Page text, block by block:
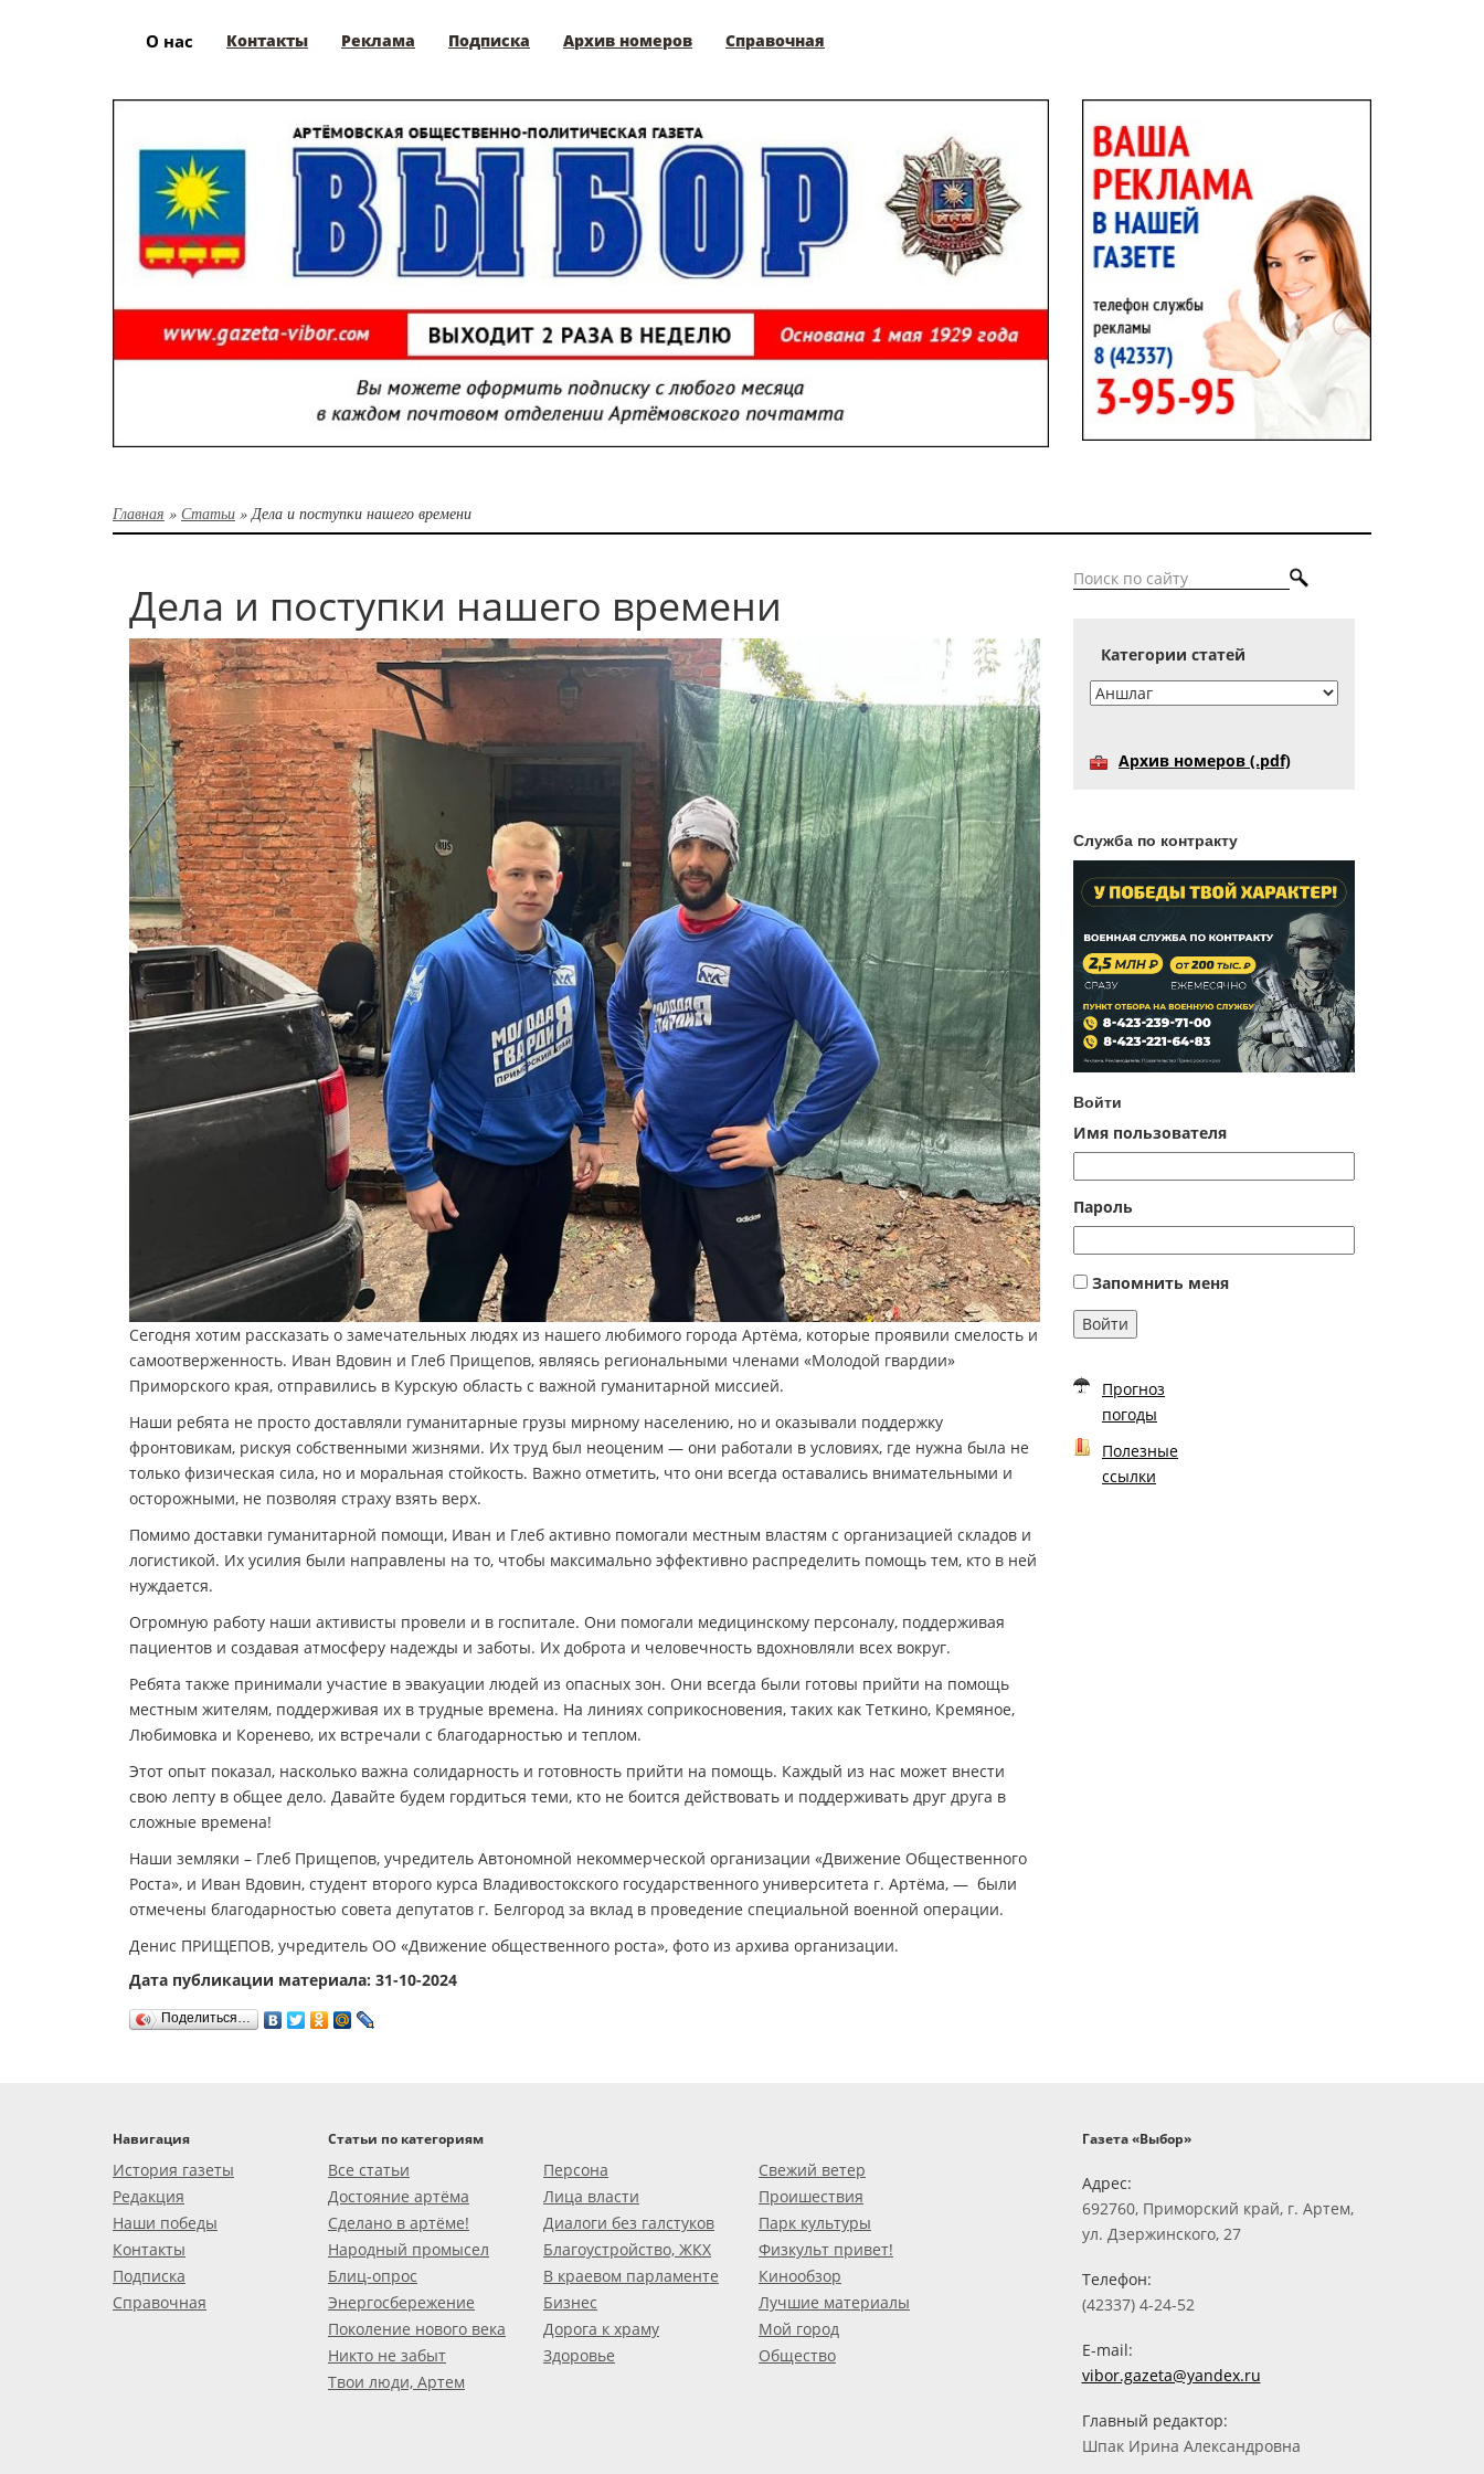
О нас Контакты Реклама Подписка Архив номеров Справочная
Главная » Статьи » Дела и поступки нашего времени
Дела и поступки нашего времени
Сегодня хотим рассказать о замечательных людях из нашего любимого города Артёма, которые проявили смелость и
самоотверженность. Иван Вдовин и Глеб Прищепов, являясь региональными членами «Молодой гвардии»
Приморского края, отправились в Курскую область с важной гуманитарной миссией.
Наши ребята не просто доставляли гуманитарные грузы мирному населению, но и оказывали поддержку
фронтовикам, рискуя собственными жизнями. Их труд был неоценим — они работали в условиях, где нужна была не
только физическая сила, но и моральная стойкость. Важно отметить, что они всегда оставались внимательными и
осторожными, не позволяя страху взять верх.
Помимо доставки гуманитарной помощи, Иван и Глеб активно помогали местным властям с организацией складов и
логистикой. Их усилия были направлены на то, чтобы максимально эффективно распределить помощь тем, кто в ней
нуждается.
Огромную работу наши активисты провели и в госпитале. Они помогали медицинскому персоналу, поддерживая
пациентов и создавая атмосферу надежды и заботы. Их доброта и человечность вдохновляли всех вокруг.
Ребята также принимали участие в эвакуации людей из опасных зон. Они всегда были готовы прийти на помощь
местным жителям, поддерживая их в трудные времена. На линиях соприкосновения, таких как Теткино, Кремяное,
Любимовка и Коренево, их встречали с благодарностью и теплом.
Этот опыт показал, насколько важна солидарность и готовность прийти на помощь. Каждый из нас может внести
свою лепту в общее дело. Давайте будем гордиться теми, кто не боится действовать и поддерживать друг друга в
сложные времена!
Наши земляки – Глеб Прищепов, учредитель Автономной некоммерческой организации «Движение Общественного
Роста», и Иван Вдовин, студент второго курса Владивостокского государственного университета г. Артёма, — были
отмечены благодарностью совета депутатов г. Белгород за вклад в проведение специальной военной операции.
Денис ПРИЩЕПОВ, учредитель ОО «Движение общественного роста», фото из архива организации.
Дата публикации материала: 31-10-2024
Поделиться…
Категории статей
Архив номеров (.pdf)
Служба по контракту
Войти
Имя пользователя
Пароль
Запомнить меня
Войти
Прогноз
погоды
Полезные
ссылки
Навигация
История газеты
Редакция
Наши победы
Контакты
Подписка
Справочная
Статьи по категориям
Все статьи
Достояние артёма
Сделано в артёме!
Народный промысел
Блиц-опрос
Энергосбережение
Поколение нового века
Никто не забыт
Твои люди, Артем
Персона
Лица власти
Диалоги без галстуков
Благоустройство, ЖКХ
В краевом парламенте
Бизнес
Дорога к храму
Здоровье
Свежий ветер
Проишествия
Парк культуры
Физкульт привет!
Кинообзор
Лучшие материалы
Мой город
Общество
Газета «Выбор»
Адрес:
692760, Приморский край, г. Артем,
ул. Дзержинского, 27
Телефон:
(42337) 4-24-52
E-mail:
vibor.gazeta@yandex.ru
Главный редактор:
Шпак Ирина Александровна